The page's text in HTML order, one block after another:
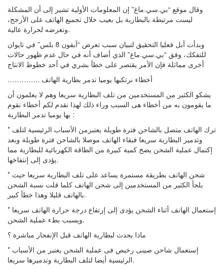
وقال موقع “بي.سي.ماغ” إن المعلومات الأولية تشير إلى أن المشكلة
ليست مرتبطة بالبطارية بل بعيب خلال تجميع الهاتف على الأرجح،
وتعرضه لحرارة عالية.
وبدأت أبل فعليا التحقيق لتبيان سبب تعرض “آيفون 8 بلس” في تايوان
للتفكك، وفق “بي.سي.ماغ” الذي أضاف أنه في حال عدم ظهور حالات
أخرى مماثلة فإن الأمر يقتصر على خطأ بشري في أحد خطوط الانتاج
………….. أخطاء نرتكبها يوميا تدمر بطارية الهاتف
يشكو الكثير من المستخدمين من تلف البطارية سريعا وهم لا يعلمون أن
ما يقومون به من أخطاء هى السبب وراء ذلك لهذا نقدم لكم أخطاء نقوم
بها يوميا تدمر البطارية :
* ترك الهاتف متصل بالشاحن فترة طويلة يعتبرمن الأسباب الرئيسية لتلف
وتدمير البطارية سريعا فبقاء الهاتف موصلا بالشاحن فترة طويلة وبعد
إكتمال عملية الشحن يضخ كمية كبيرة من الطاقة الكهربائية للبطارية مما
يؤدى إلى إنتفاخها.
* شحن الهاتف بطريقة مستمرة يساعد على تلف البطارية سريعا حيث
بلجأ الكثير من المستخدمين إلى شحن الهاتف كلما قلت نسبة الشحن
بالهاتف قليلا وهذا خطأ كبير.
* إستعمال الهاتف أثناء الشحن يؤدى إلى إرتفاع درجة حرارة الهاتف سريعا
ويسبب بطء عملية الشحن.
ماذا يحدث لبطارية الهاتف قبل الإنفجار مباشرة ؟
* إستعمال شاحن صينى رخيص فى عملية الشحن يعتبر من الأسباب
الرئيسية أيضا لتلف البطارية وتدميرها سريعا.